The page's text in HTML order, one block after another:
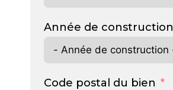
Année de construction
Code postal du bien